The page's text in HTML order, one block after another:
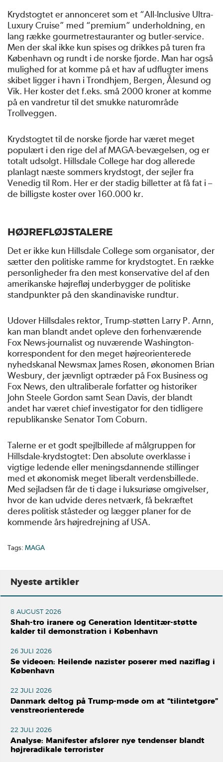
Krydstogtet er annonceret som et “All-Inclusive Ultra-
Luxury Cruise” med “premium” underholdning, en
lang række gourmetrestauranter og butler-service.
Men der skal ikke kun spises og drikkes på turen fra
København og rundt i de norske fjorde. Man har også
mulighed for at komme på et hav af udflugter imens
skibet ligger i havn i Trondhjem, Bergen, Ålesund og
Vik. Her koster det f.eks. små 2000 kroner at komme
på en vandretur til det smukke naturområde
Trollveggen.
Krydstogtet til de norske fjorde har været meget
populært i den rige del af MAGA-bevægelsen, og er
totalt udsolgt. Hillsdale College har dog allerede
planlagt næste sommers krydstogt, der sejler fra
Venedig til Rom. Her er der stadig billetter at få fat i –
de billigste koster over 160.000 kr.
HØJREFLØJSTALERE
Det er ikke kun Hillsdale College som organisator, der
sætter den politiske ramme for krydstogtet. En række
personligheder fra den mest konservative del af den
amerikanske højrefløj underbygger de politiske
standpunkter på den skandinaviske rundtur.
Udover Hillsdales rektor, Trump-støtten Larry P. Arnn,
kan man blandt andet opleve den forhenværende
Fox News-journalist og nuværende Washington-
korrespondent for den meget højreorienterede
nyhedskanal Newsmax James Rosen, økonomen Brian
Wesbury, der jævnligt optræder på Fox Business og
Fox News, den ultraliberale forfatter og historiker
John Steele Gordon samt Sean Davis, der blandt
andet har været chief investigator for den tidligere
republikanske Senator Tom Coburn.
Talerne er et godt spejlbillede af målgruppen for
Hillsdale-krydstogtet: Den absolute overklasse i
vigtige ledende eller meningsdannende stillinger
med et økonomisk meget liberalt verdensbillede.
Med sejladsen får de ti dage i luksuriøse omgivelser,
hvor de kan udvide deres netværk, få bekræftet
deres politisk ståsteder og lægger planer for de
kommende års højredrejning af USA.
Tags: MAGA
Nyeste artikler
8 AUGUST 2026
Shah-tro iranere og Generation Identitær-støtte
kalder til demonstration i København
26 JULI 2026
Se videoen: Heilende nazister poserer med naziflag i
København
22 JULI 2026
Danmark deltog på Trump-møde om at “tilintetgøre”
venstreorienterede
22 JULI 2026
Analyse: Manifester afslører nye tendenser blandt
højreradikale terrorister